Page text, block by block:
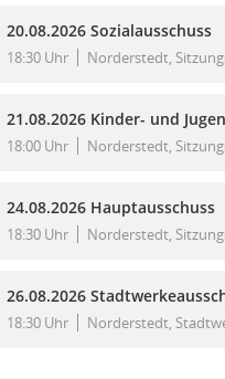
20.08.2026 Sozialausschuss
18:30 Uhr Norderstedt,
21.08.2026 Kinder- und
18:00 Uhr Norderstedt,
24.08.2026 Hauptausschuss
18:30 Uhr Norderstedt,
26.08.2026
18:30 Uhr Norderstedt,